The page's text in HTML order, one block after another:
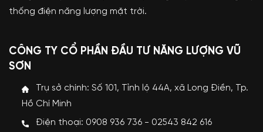
thống điện năng lượng mặt trời.
CÔNG TY CỔ PHẦN ĐẦU TƯ NĂNG LƯỢNG VŨ
SƠN
Trụ sở chính: Số 101, Tỉnh lộ 44A, xã Long Điền, Tp.
Hồ Chí Minh
Điện thoại: 0908 936 736 - 02543 842 616